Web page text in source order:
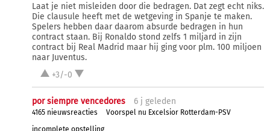
Laat je niet misleiden door die bedragen. Dat zegt echt niks.
Die clausule heeft met de wetgeving in Spanje te maken.
Spelers hebben daar daarom absurde bedragen in hun
contract staan. Bij Ronaldo stond zelfs 1 miljard in zijn
contract bij Real Madrid maar hij ging voor plm. 100 miljoen
naar Juventus.
+3/-0
por siempre vencedores 6 j geleden
4165 nieuwsreacties
Voorspel nu Excelsior Rotterdam-PSV
incomplete opstelling